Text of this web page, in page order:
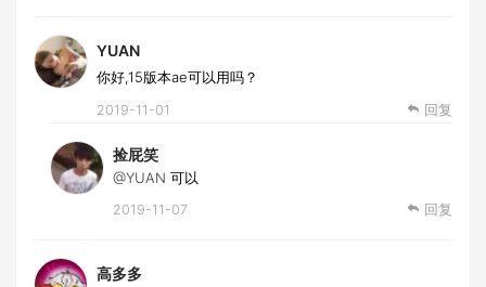
YUAN
你好,15版本ae可以用吗？
2019-11-01 回复
捡屁笑
@YUAN 可以
2019-11-07 回复
高多多